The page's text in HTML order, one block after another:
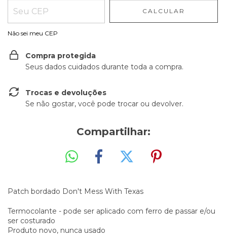
CALCULAR
Não sei meu CEP
Compra protegida
Seus dados cuidados durante toda a compra.
Trocas e devoluções
Se não gostar, você pode trocar ou devolver.
Compartilhar:
Patch bordado Don't Mess With Texas
Termocolante - pode ser aplicado com ferro de passar e/ou
ser costurado
Produto novo, nunca usado